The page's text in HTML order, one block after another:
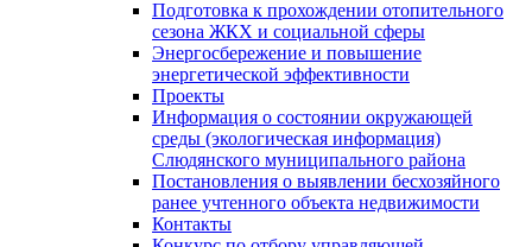
Подготовка к прохождении отопительного
сезона ЖКХ и социальной сферы
Энергосбережение и повышение
энергетической эффективности
Проекты
Информация о состоянии окружающей
среды (экологическая информация)
Слюдянского муниципального района
Постановления о выявлении бесхозяйного
ранее учтенного объекта недвижимости
Контакты